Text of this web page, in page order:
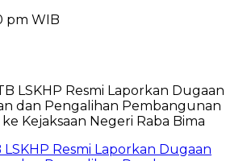
pm WIB
LSKHP Resmi Laporkan Dugaan